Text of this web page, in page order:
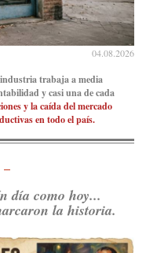
04.08.2026
trabaja a media
y casi una de cada
y la caída del mercado
en todo el país.
día como hoy...
la historia.